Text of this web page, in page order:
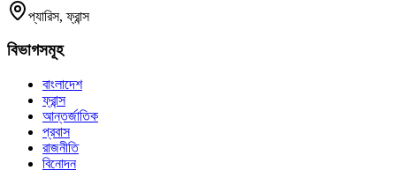
প্যারিস, ফ্রান্স
বিভাগসমূহ
বাংলাদেশ
ফ্রান্স
আন্তর্জাতিক
প্রবাস
রাজনীতি
বিনোদন